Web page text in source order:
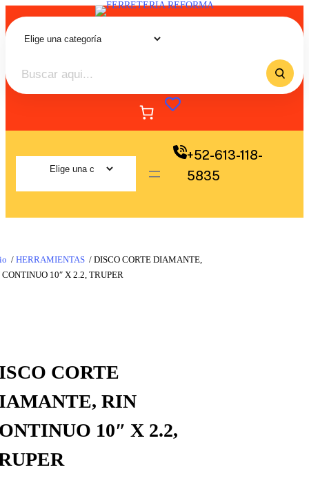
+52-613-118-
5835
/ HERRAMIENTAS / DISCO CORTE DIAMANTE,
10″ X 2.2, TRUPER
CORTE
RIN
10″ X 2.2,